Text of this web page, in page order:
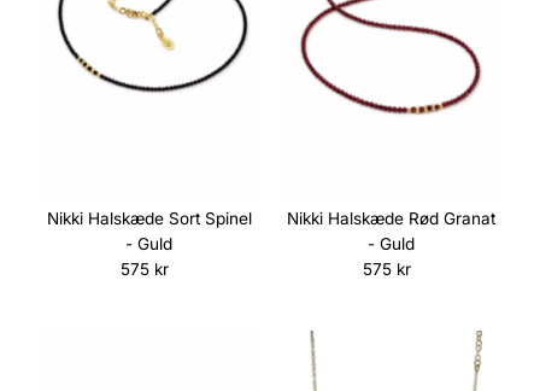
Nikki Halskæde Sort Spinel
- Guld
Normalpris
575 kr
Nikki Halskæde Rød Granat
- Guld
Normalpris
575 kr